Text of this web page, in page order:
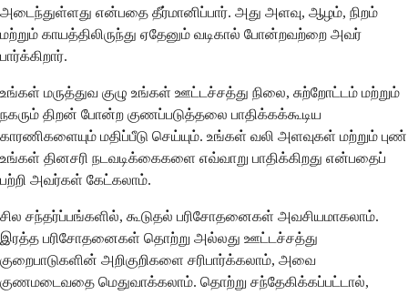
அடைந்துள்ளது என்பதை தீர்மானிப்பார். அது அளவு, ஆழம், நிறம்
மற்றும் காயத்திலிருந்து ஏதேனும் வடிகால் போன்றவற்றை அவர்
பார்க்கிறார்.
உங்கள் மருத்துவ குழு உங்கள் ஊட்டச்சத்து நிலை, சுற்றோட்டம் மற்றும்
நகரும் திறன் போன்ற குணப்படுத்தலை பாதிக்கக்கூடிய
காரணிகளையும் மதிப்பீடு செய்யும். உங்கள் வலி அளவுகள் மற்றும் புண்
உங்கள் தினசரி நடவடிக்கைகளை எவ்வாறு பாதிக்கிறது என்பதைப்
பற்றி அவர்கள் கேட்கலாம்.
சில சந்தர்ப்பங்களில், கூடுதல் பரிசோதனைகள் அவசியமாகலாம்.
இரத்த பரிசோதனைகள் தொற்று அல்லது ஊட்டச்சத்து
குறைபாடுகளின் அறிகுறிகளை சரிபார்க்கலாம், அவை
குணமடைவதை மெதுவாக்கலாம். தொற்று சந்தேகிக்கப்பட்டால்,